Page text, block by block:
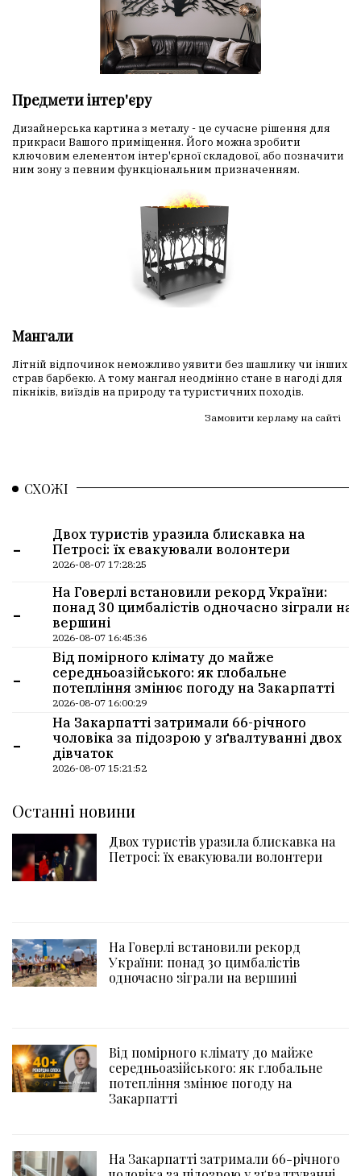
Предмети інтер'єру
Дизайнерська картина з металу - це сучасне рішення для
прикраси Вашого приміщення. Його можна зробити
ключовим елементом інтер'єрної складової, або позначити
ним зону з певним функціональним призначенням.
Мангали
Літній відпочинок неможливо уявити без шашлику чи інших
страв барбекю. А тому мангал неодмінно стане в нагоді для
пікніків, виїздів на природу та туристичних походів.
Замовити керламу на сайті
СХОЖІ
-
Двох туристів уразила блискавка на
Петросі: їх евакуювали волонтери
2026-08-07 17:28:25
-
На Говерлі встановили рекорд України:
понад 30 цимбалістів одночасно зіграли на
вершині
2026-08-07 16:45:36
-
Від помірного клімату до майже
середньоазійського: як глобальне
потепління змінює погоду на Закарпатті
2026-08-07 16:00:29
-
На Закарпатті затримали 66-річного
чоловіка за підозрою у зґвалтуванні двох
дівчаток
2026-08-07 15:21:52
Останні новини
Двох туристів уразила блискавка на
Петросі: їх евакуювали волонтери
На Говерлі встановили рекорд
України: понад 30 цимбалістів
одночасно зіграли на вершині
Від помірного клімату до майже
середньоазійського: як глобальне
потепління змінює погоду на
Закарпатті
На Закарпатті затримали 66-річного